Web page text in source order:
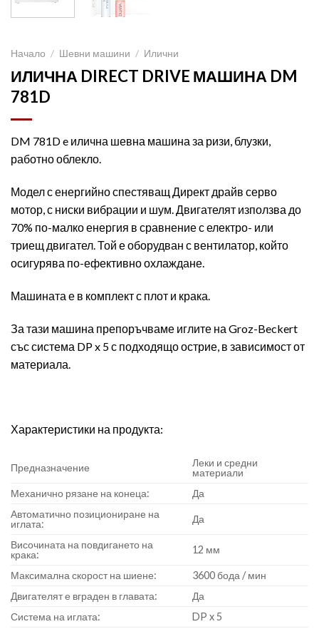
Начало / Шевни машини / Илични
ИЛИЧНА DIRECT DRIVE МАШИНА DM
781D
DM 781D e илична шевна машина за ризи, блузки,
работно облекло.
Модел с енергийно спестяващ Директ драйв серво
мотор, с ниски вибрации и шум. Двигателят използва до
70% по-малко енергия в сравнение с електро- или
триещ двигател. Той е оборудван с вентилатор, който
осигурява по-ефективно охлаждане.
Машината е в комплект с плот и крака.
За тази машина препоръчваме иглите на Groz-Beckert
със система DP x 5 с подходящо острие, в зависимост от
материала.
Характеристики на продукта:
Предназначение
Леки и средни
материали
Механично рязане на конеца:
Да
Автоматично позициониране на
иглата:
Да
Височината на повдигането на
крака:
12 мм
Максимална скорост на шиене:
3600 бода / мин
Двигателят е вграден в главата:
Да
Система на иглата:
DP x 5